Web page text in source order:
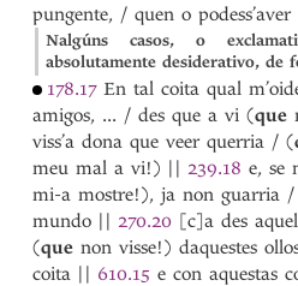
pungente, / quen o
Nalgúns casos, o
absolutamente desiderativo, de
178.17En tal coita qual
amigos, ... / des que a vi (que
viss’a dona que veer querria / (
meu mal a vi!) || 239.18 e, se
mi-a mostre!), ja non guarria /
mundo || 270.20 [c]a des
(que non visse!) daquestes
coita || 610.15 e con aquestas